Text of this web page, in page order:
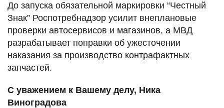
До запуска обязательной маркировки “Честный
Знак” Роспотребнадзор усилит внеплановые
проверки автосервисов и магазинов, а МВД
разрабатывает поправки об ужесточении
наказания за производство контрафактных
запчастей.
С уважением к Вашему делу, Ника
Виноградова